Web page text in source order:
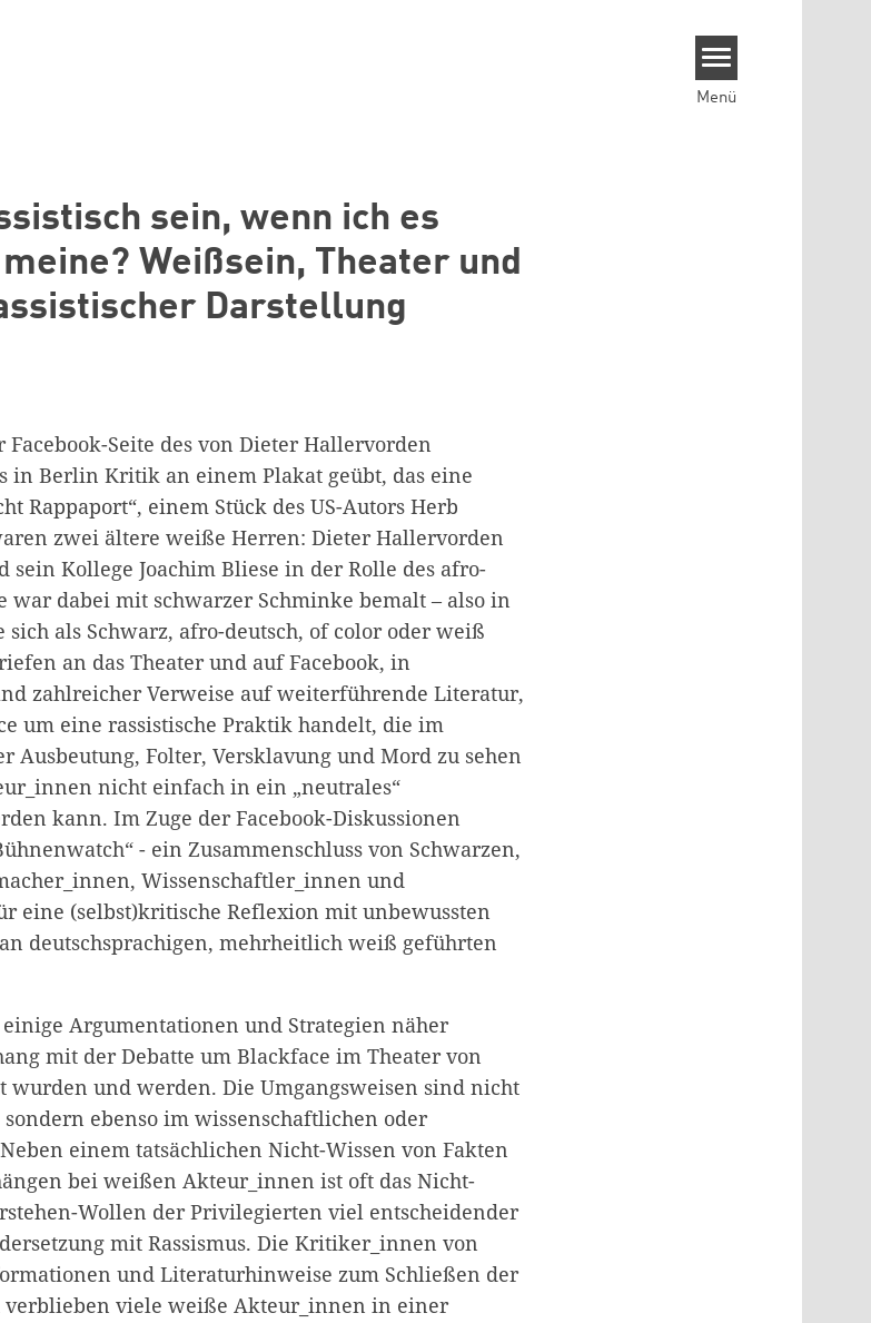
Menü
sein, wenn ich es
Weißsein, Theater und
Darstellung
Seite des von Dieter Hallervorden
in Berlin Kritik an einem Plakat geübt, das eine
Rappaport“, einem Stück des US-Autors Herb
zwei ältere weiße Herren: Dieter Hallervorden
sein Kollege Joachim Bliese in der Rolle des afro-
war dabei mit schwarzer Schminke bemalt – also in
als Schwarz, afro-deutsch, of color oder weiß
an das Theater und auf Facebook, in
zahlreicher Verweise auf weiterführende Literatur,
um eine rassistische Praktik handelt, die im
Ausbeutung, Folter, Versklavung und Mord zu sehen
nicht einfach in ein „neutrales“
kann. Im Zuge der Facebook-Diskussionen
- ein Zusammenschluss von Schwarzen,
Wissenschaftler_innen und
eine (selbst)kritische Reflexion mit unbewussten
deutschsprachigen, mehrheitlich weiß geführten
Argumentationen und Strategien näher
mit der Debatte um Blackface im Theater von
und werden. Die Umgangsweisen sind nicht
ebenso im wissenschaftlichen oder
einem tatsächlichen Nicht-Wissen von Fakten
bei weißen Akteur_innen ist oft das Nicht-
Wollen der Privilegierten viel entscheidender
mit Rassismus. Die Kritiker_innen von
und Literaturhinweise zum Schließen der
verblieben viele weiße Akteur_innen in einer